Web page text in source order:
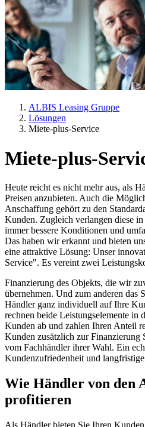
ALBIS Leasing Gruppe
Lösungen
Miete-plus-Service
Miete-plus-
Heute reicht es nicht mehr aus, als
Preisen anzubieten. Auch die
Anschaffung gehört zu den
Kunden. Zugleich verlangen diese
immer bessere Konditionen und
Das haben wir erkannt und bieten
eine attraktive Lösung: Unser
Service". Es vereint zwei
Finanzierung des Objekts, die wir
übernehmen. Und zum anderen das
Händler ganz individuell auf Ihre
rechnen beide Leistungselemente in
Kunden ab und zahlen Ihren Anteil
Kunden zusätzlich zur Finanzierung
vom Fachhändler ihrer Wahl. Ein
Kundenzufriedenheit und
Wie Händler von den
profitieren
Als Händler bieten Sie Ihren